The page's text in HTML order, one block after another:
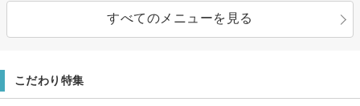
すべてのメニューを見る
こだわり特集